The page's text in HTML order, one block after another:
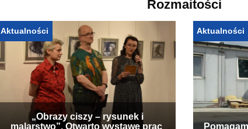
Rozmaitości
Aktualności
„Obrazy ciszy – rysunek i
Aktualności